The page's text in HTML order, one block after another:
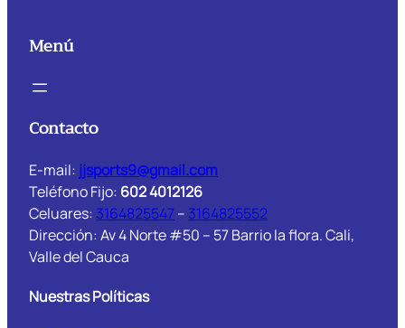
Menú
Contacto
E-mail: jjsports9@gmail.com
Teléfono Fijo: 602 4012126
Celuares: 3164825547 – 3164825552
Dirección: Av 4 Norte #50 – 57 Barrio la flora. Cali,
Valle del Cauca
Nuestras Políticas